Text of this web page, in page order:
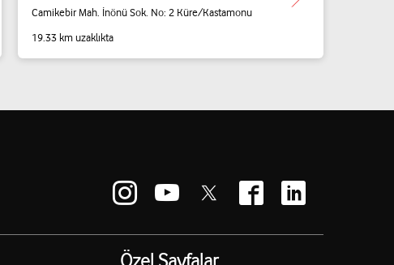
Camikebir Mah. İnönü Sok. No: 2 Küre/Kastamonu
19.33 km uzaklıkta